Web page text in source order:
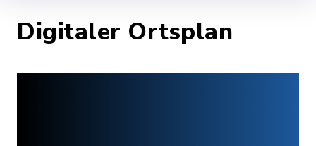
Digitaler Ortsplan